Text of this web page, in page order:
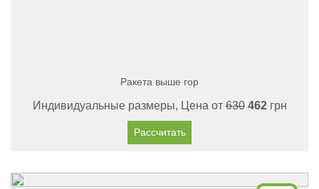
Ракета выше гор
Индивидуальные размеры, Цена от630 462грн
Рассчитать